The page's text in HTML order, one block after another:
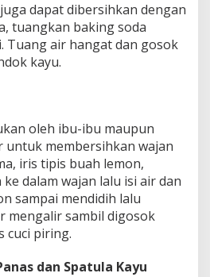
dapat dibersihkan dengan
tuangkan ‎baking soda
Tuang air hangat dan gosok
kayu.‎
oleh ibu-ibu maupun
untuk membersihkan wajan
‎iris tipis buah lemon,
dalam wajan lalu isi air dan
sampai mendidih lalu
mengalir sambil digosok
cuci piring.‎
dan Spatula Kayu